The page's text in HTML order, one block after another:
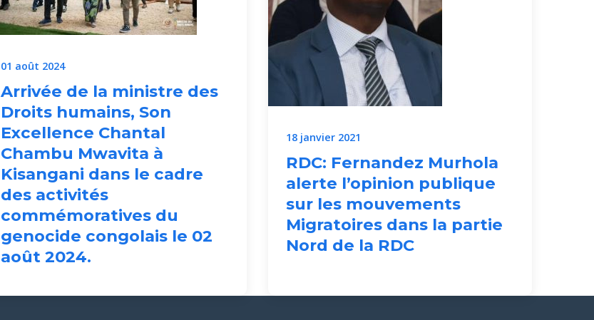
01 août 2024
Arrivée de la ministre des
Droits humains, Son
Excellence Chantal
Chambu Mwavita à
Kisangani dans le cadre
des activités
commémoratives du
genocide congolais le 02
août 2024.
18 janvier 2021
RDC: Fernandez Murhola
alerte l’opinion publique
sur les mouvements
Migratoires dans la partie
Nord de la RDC